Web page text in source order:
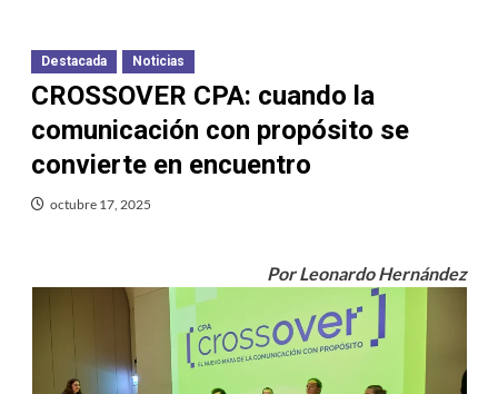
Destacada Noticias
CROSSOVER CPA: cuando la
comunicación con propósito se
convierte en encuentro
octubre 17, 2025
Por Leonardo Hernández